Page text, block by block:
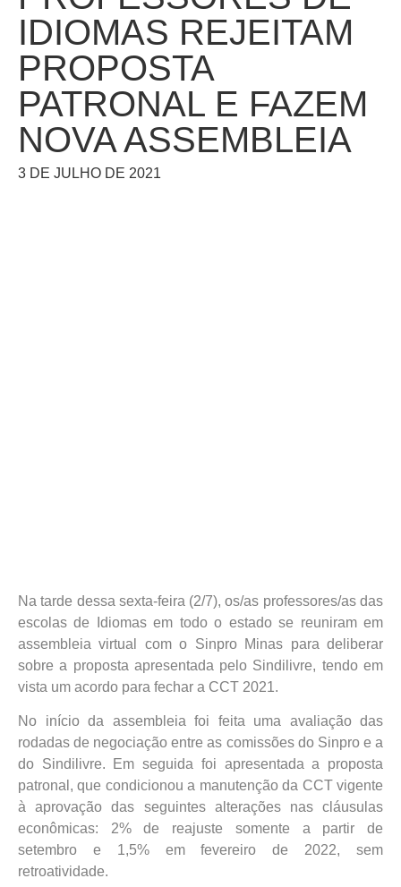
IDIOMAS REJEITAM
PROPOSTA
PATRONAL E FAZEM
NOVA ASSEMBLEIA
3 DE JULHO DE 2021
Na tarde dessa sexta-feira (2/7), os/as professores/as das
escolas de Idiomas em todo o estado se reuniram em
assembleia virtual com o Sinpro Minas para deliberar
sobre a proposta apresentada pelo Sindilivre, tendo em
vista um acordo para fechar a CCT 2021.
No início da assembleia foi feita uma avaliação das
rodadas de negociação entre as comissões do Sinpro e a
do Sindilivre. Em seguida foi apresentada a proposta
patronal, que condicionou a manutenção da CCT vigente
à aprovação das seguintes alterações nas cláusulas
econômicas: 2% de reajuste somente a partir de
setembro e 1,5% em fevereiro de 2022, sem
retroatividade.